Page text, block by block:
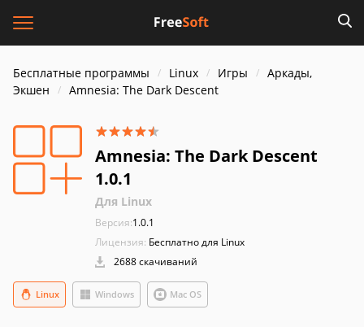
Бесплатные программы Linux Игры
Аркады,
Экшен
Amnesia: The Dark Descent
Amnesia: The Dark Descent
1.0.1
Для Linux
Версия:1.0.1
Лицензия: Бесплатно для Linux
2688 скачиваний
Windows
Linux Mac OS